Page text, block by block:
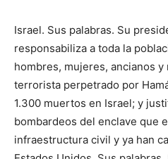
Israel. Sus palabras. Su
responsabiliza a toda la
hombres, mujeres, ancianos
terrorista perpetrado por
1.300 muertos en Israel; y
bombardeos del enclave que
infraestructura civil y ya han